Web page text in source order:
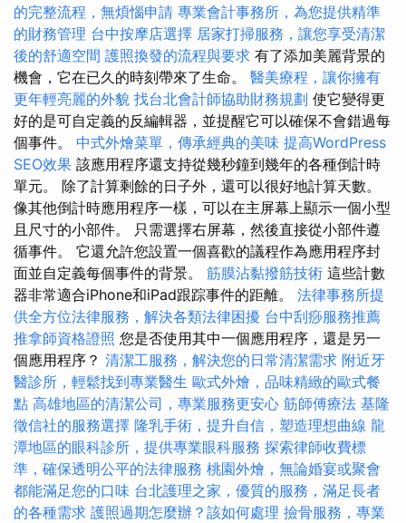
的完整流程，無煩惱申請 專業會計事務所，為您提供精準
的財務管理 台中按摩店選擇 居家打掃服務，讓您享受清潔
後的舒適空間 護照換發的流程與要求 有了添加美麗背景的
機會，它在已久的時刻帶來了生命。 醫美療程，讓你擁有
更年輕亮麗的外貌 找台北會計師協助財務規劃 使它變得更
好的是可自定義的反編輯器，並提醒它可以確保不會錯過每
個事件。 中式外燴菜單，傳承經典的美味 提高WordPress
SEO效果 該應用程序還支持從幾秒鐘到幾年的各種倒計時
單元。 除了計算剩餘的日子外，還可以很好地計算天數。
像其他倒計時應用程序一樣，可以在主屏幕上顯示一個小型
且尺寸的小部件。 只需選擇右屏幕，然後直接從小部件遵
循事件。 它還允許您設置一個喜歡的議程作為應用程序封
面並自定義每個事件的背景。 筋膜沾黏撥筋技術 這些計數
器非常適合iPhone和iPad跟踪事件的距離。 法律事務所提
供全方位法律服務，解決各類法律困擾 台中刮痧服務推薦
推拿師資格證照 您是否使用其中一個應用程序，還是另一
個應用程序？ 清潔工服務，解決您的日常清潔需求 附近牙
醫診所，輕鬆找到專業醫生 歐式外燴，品味精緻的歐式餐
點 高雄地區的清潔公司，專業服務更安心 筋師傅療法 基隆
徵信社的服務選擇 隆乳手術，提升自信，塑造理想曲線 龍
潭地區的眼科診所，提供專業眼科服務 探索律師收費標
準，確保透明公平的法律服務 桃園外燴，無論婚宴或聚會
都能滿足您的口味 台北護理之家，優質的服務，滿足長者
的各種需求 護照過期怎麼辦？該如何處理 撿骨服務，專業